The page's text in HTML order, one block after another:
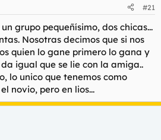
#21
grupo pequeñísimo, dos chicas...
Nosotras decimos que si nos
quien lo gane primero lo gana y
igual que se lie con la amiga..
lo unico que tenemos como
novio, pero en lios...